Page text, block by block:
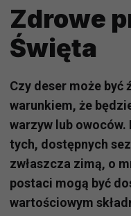
Zdrowe
Święta
Czy deser może być
warunkiem, że
warzyw lub
tych, dostępnych
zwłaszcza zimą, o
postaci mogą być
wartościowym